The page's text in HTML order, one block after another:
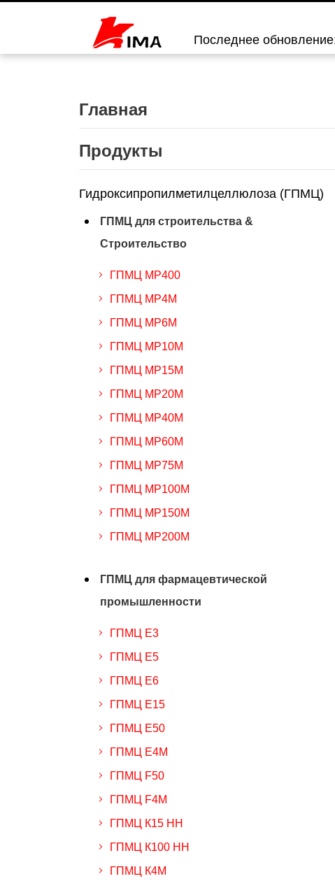
Последнее
Главная
Продукты
Гидроксипропилметилцеллюлоза (ГПМЦ)
ГПМЦ для строительства &
Строительство
ГПМЦ MP400
ГПМЦ MP4M
ГПМЦ MP6M
ГПМЦ MP10M
ГПМЦ MP15M
ГПМЦ MP20M
ГПМЦ MP40M
ГПМЦ MP60M
ГПМЦ MP75M
ГПМЦ MP100M
ГПМЦ MP150M
ГПМЦ MP200M
ГПМЦ для фармацевтической
промышленности
ГПМЦ Е3
ГПМЦ Е5
ГПМЦ Е6
ГПМЦ Е15
ГПМЦ Е50
ГПМЦ Е4М
ГПМЦ F50
ГПМЦ F4M
ГПМЦ К15 НН
ГПМЦ К100 НН
ГПМЦ К4М